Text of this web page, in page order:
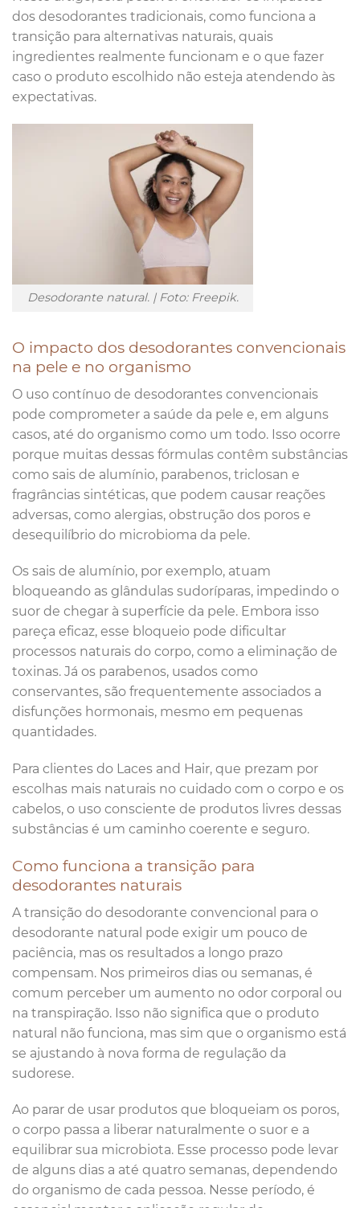
dos desodorantes tradicionais, como funciona a
transição para alternativas naturais, quais
ingredientes realmente funcionam e o que fazer
caso o produto escolhido não esteja atendendo às
expectativas.
Desodorante natural. | Foto: Freepik.
O impacto dos desodorantes convencionais
na pele e no organismo
O uso contínuo de desodorantes convencionais
pode comprometer a saúde da pele e, em alguns
casos, até do organismo como um todo. Isso ocorre
porque muitas dessas fórmulas contêm substâncias
como sais de alumínio, parabenos, triclosan e
fragrâncias sintéticas, que podem causar reações
adversas, como alergias, obstrução dos poros e
desequilíbrio do microbioma da pele.
Os sais de alumínio, por exemplo, atuam
bloqueando as glândulas sudoríparas, impedindo o
suor de chegar à superfície da pele. Embora isso
pareça eficaz, esse bloqueio pode dificultar
processos naturais do corpo, como a eliminação de
toxinas. Já os parabenos, usados como
conservantes, são frequentemente associados a
disfunções hormonais, mesmo em pequenas
quantidades.
Para clientes do Laces and Hair, que prezam por
escolhas mais naturais no cuidado com o corpo e os
cabelos, o uso consciente de produtos livres dessas
substâncias é um caminho coerente e seguro.
Como funciona a transição para
desodorantes naturais
A transição do desodorante convencional para o
desodorante natural pode exigir um pouco de
paciência, mas os resultados a longo prazo
compensam. Nos primeiros dias ou semanas, é
comum perceber um aumento no odor corporal ou
na transpiração. Isso não significa que o produto
natural não funciona, mas sim que o organismo está
se ajustando à nova forma de regulação da
sudorese.
Ao parar de usar produtos que bloqueiam os poros,
o corpo passa a liberar naturalmente o suor e a
equilibrar sua microbiota. Esse processo pode levar
de alguns dias a até quatro semanas, dependendo
do organismo de cada pessoa. Nesse período, é